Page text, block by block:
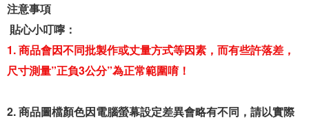
注意事項
貼心小叮嚀：
1. 商品會因不同批製作或丈量方式等因素，而有些許落差，
尺寸測量”正負3公分”為正常範圍唷！
2. 商品圖檔顏色因電腦螢幕設定差異會略有不同，請以實際